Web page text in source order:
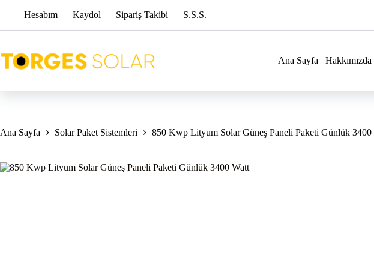
Hesabım Kaydol Sipariş Takibi S.S.S.
Ana Sayfa Hakkımızda
Ana Sayfa Solar Paket Sistemleri 850 Kwp Lityum Solar Güneş Paneli Paketi Günlük 3400